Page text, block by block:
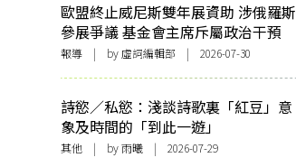
歐盟終止威尼斯雙年展資助 涉俄羅斯
參展爭議 基金會主席斥屬政治干預
報導 | by 虛詞編輯部 | 2026-07-30
詩慾／私慾：淺談詩歌裏「紅豆」意
象及時間的「到此一遊」
其他 | by 雨曦 | 2026-07-29